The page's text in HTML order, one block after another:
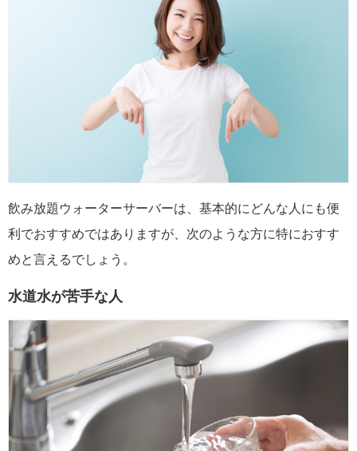
飲み放題ウォーターサーバーは、基本的にどんな人にも便
利でおすすめではありますが、次のような方に特におすす
めと言えるでしょう。
水道水が苦手な人